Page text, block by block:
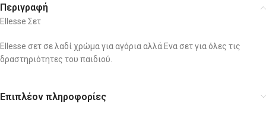
Περιγραφή
Ellesse Σετ
Ellesse σετ σε λαδί χρώμα για αγόρια αλλά.Ενα σετ για όλες τις
δραστηριότητες του παιδιού.
Επιπλέον πληροφορίες